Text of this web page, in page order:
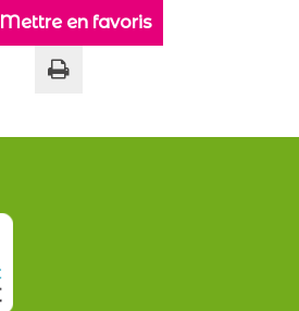
Mettre en favoris